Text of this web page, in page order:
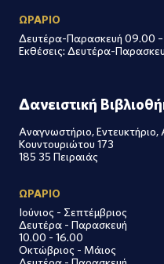
ΩΡΑΡΙΟ
Δευτέρα-Παρασκευή 09.00 –
Εκθέσεις: Δευτέρα-
Δανειστική
Αναγνωστήριο,
Κουντουριώτου 173
185 35 Πειραιάς
ΩΡΑΡΙΟ
Ιούνιος - Σεπτέμβριος
Δευτέρα - Παρασκευή
10.00 - 16.00
Οκτώβριος - Μάιος